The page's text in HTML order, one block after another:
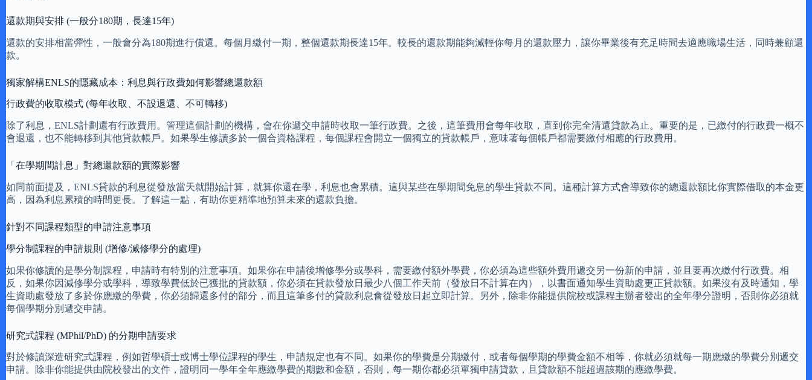
還款期與安排 (一般分180期，長達15年)
還款的安排相當彈性，一般會分為180期進行償還。每個月繳付一期，整個還款期長達15年。較長的還款期能夠減輕你每月的還款壓力，讓你畢業後有充足時間去適應職場生活，同時兼顧還
款。
獨家解構ENLS的隱藏成本：利息與行政費如何影響總還款額
行政費的收取模式 (每年收取、不設退還、不可轉移)
除了利息，ENLS計劃還有行政費用。管理這個計劃的機構，會在你遞交申請時收取一筆行政費。之後，這筆費用會每年收取，直到你完全清還貸款為止。重要的是，已繳付的行政費一概不
會退還，也不能轉移到其他貸款帳戶。如果學生修讀多於一個合資格課程，每個課程會開立一個獨立的貸款帳戶，意味著每個帳戶都需要繳付相應的行政費用。
「在學期間計息」對總還款額的實際影響
如同前面提及，ENLS貸款的利息從發放當天就開始計算，就算你還在學，利息也會累積。這與某些在學期間免息的學生貸款不同。這種計算方式會導致你的總還款額比你實際借取的本金更
高，因為利息累積的時間更長。了解這一點，有助你更精準地預算未來的還款負擔。
針對不同課程類型的申請注意事項
學分制課程的申請規則 (增修/減修學分的處理)
如果你修讀的是學分制課程，申請時有特別的注意事項。如果你在申請後增修學分或學科，需要繳付額外學費，你必須為這些額外費用遞交另一份新的申請，並且要再次繳付行政費。相
反，如果你因減修學分或學科，導致學費低於已獲批的貸款額，你必須在貸款發放日最少八個工作天前（發放日不計算在內），以書面通知學生資助處更正貸款額。如果沒有及時通知，學
生資助處發放了多於你應繳的學費，你必須歸還多付的部分，而且這筆多付的貸款利息會從發放日起立即計算。另外，除非你能提供院校或課程主辦者發出的全年學分證明，否則你必須就
每個學期分別遞交申請。
研究式課程 (MPhil/PhD) 的分期申請要求
對於修讀深造研究式課程，例如哲學碩士或博士學位課程的學生，申請規定也有不同。如果你的學費是分期繳付，或者每個學期的學費金額不相等，你就必須就每一期應繳的學費分別遞交
申請。除非你能提供由院校發出的文件，證明同一學年全年應繳學費的期數和金額，否則，每一期你都必須單獨申請貸款，且貸款額不能超過該期的應繳學費。